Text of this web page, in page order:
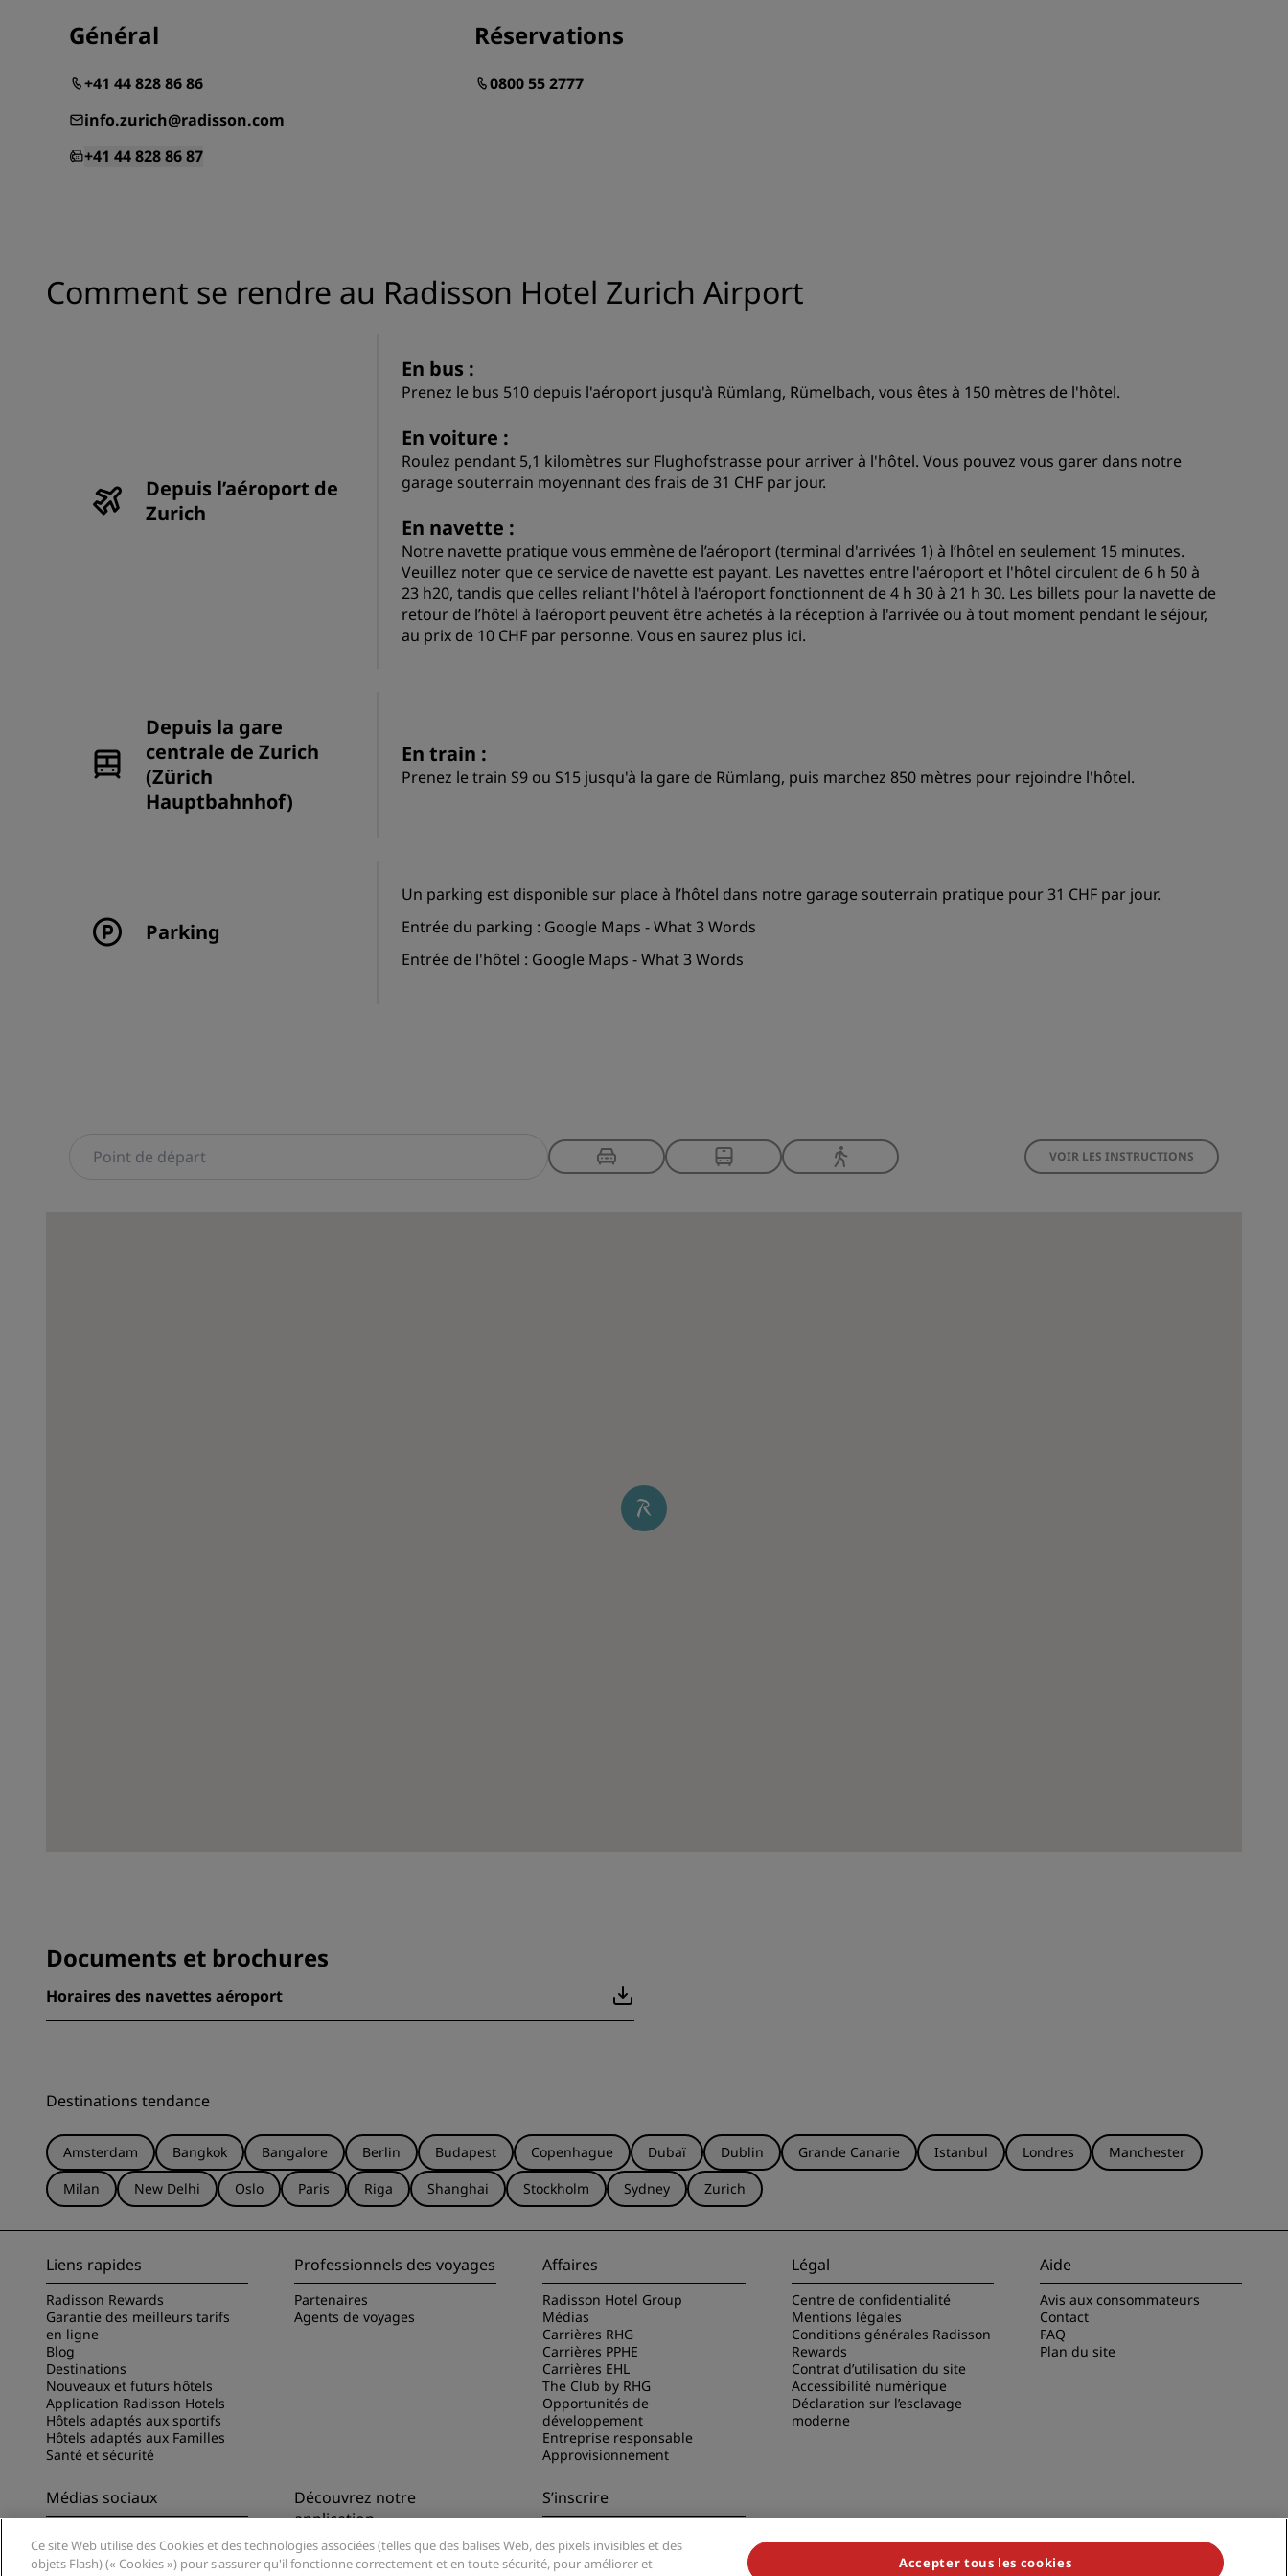
Général
+41 44 828 86 86
info.zurich@radisson.com
+41 44 828 86 87
Réservations
0800 55 2777
Comment se rendre au Radisson Hotel Zurich Airport
Depuis l’aéroport de
Zurich
En bus :
Prenez le bus 510 depuis l'aéroport jusqu'à Rümlang, Rümelbach, vous êtes à 150 mètres de l'hôtel.
En voiture :
Roulez pendant 5,1 kilomètres sur Flughofstrasse pour arriver à l'hôtel. Vous pouvez vous garer dans notre
garage souterrain moyennant des frais de 31 CHF par jour.
En navette :
Notre navette pratique vous emmène de l’aéroport (terminal d'arrivées 1) à l’hôtel en seulement 15 minutes.
Veuillez noter que ce service de navette est payant. Les navettes entre l'aéroport et l'hôtel circulent de 6 h 50 à
23 h20, tandis que celles reliant l'hôtel à l'aéroport fonctionnent de 4 h 30 à 21 h 30. Les billets pour la navette de
retour de l’hôtel à l’aéroport peuvent être achetés à la réception à l'arrivée ou à tout moment pendant le séjour,
au prix de 10 CHF par personne. Vous en saurez plus ici.
Depuis la gare
centrale de Zurich
(Zürich
Hauptbahnhof)
En train :
Prenez le train S9 ou S15 jusqu'à la gare de Rümlang, puis marchez 850 mètres pour rejoindre l'hôtel.
Parking
Un parking est disponible sur place à l’hôtel dans notre garage souterrain pratique pour 31 CHF par jour.
Entrée du parking : Google Maps -What 3 Words
Entrée de l'hôtel : Google Maps -What 3 Words
VOIR LES INSTRUCTIONS
Documents et brochures
Horaires des navettes aéroport
Destinations tendance
Amsterdam Bangkok Bangalore Berlin Budapest Copenhague Dubaï Dublin Grande Canarie Istanbul Londres
Manchester
Milan
New Delhi Oslo Paris Riga Shanghai Stockholm Sydney Zurich
Liens rapides
Radisson Rewards
Garantie des meilleurs tarifs
en ligne
Blog
Destinations
Nouveaux et futurs hôtels
Application Radisson Hotels
Hôtels adaptés aux sportifs
Hôtels adaptés aux Familles
Santé et sécurité
Professionnels des voyages
Partenaires
Agents de voyages
Affaires
Radisson Hotel Group
Médias
Carrières RHG
Carrières PPHE
Carrières EHL
The Club by RHG
Opportunités de
développement
Entreprise responsable
Approvisionnement
Légal
Centre de confidentialité
Mentions légales
Conditions générales Radisson
Rewards
Contrat d’utilisation du site
Accessibilité numérique
Déclaration sur l’esclavage
moderne
Aide
Avis aux consommateurs
Contact
FAQ
Plan du site
Médias sociaux
Découvrez notre
application
Découvrez l’appli Radisson Hotels
S’inscrire
offres les plus populaires
Ce site Web utilise des Cookies et des technologies associées (telles que des balises Web, des pixels invisibles et des
objets Flash) (« Cookies ») pour s'assurer qu'il fonctionne correctement et en toute sécurité, pour améliorer et
Accepter tous les cookies